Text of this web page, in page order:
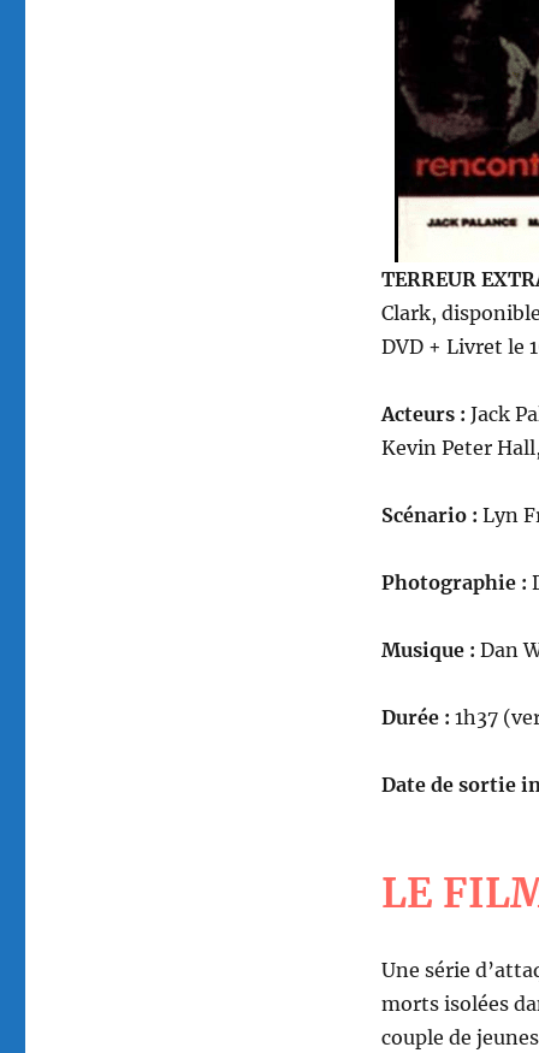
TERREUR
Clark,
DVD + Livret le
Acteurs : Jack
Kevin Peter
Scénario : Lyn
Photographie :
Musique : Dan
Durée : 1h37
Date de sortie
LE
Une série
morts isolées
couple de